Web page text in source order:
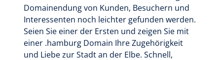
Domainendung von Kunden, Besuchern und
Interessenten noch leichter gefunden werden.
Seien Sie einer der Ersten und zeigen Sie mit
einer .hamburg Domain Ihre Zugehörigkeit
und Liebe zur Stadt an der Elbe. Schnell,